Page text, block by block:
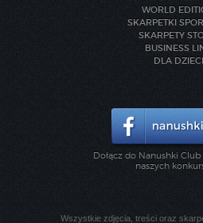
WORLD
SKARPETKI
SKARPETY
BUSINESS
DLA DZIECI
Dołącz do Nanushki
naszych
Wszystkie zdjęcia, treści oraz